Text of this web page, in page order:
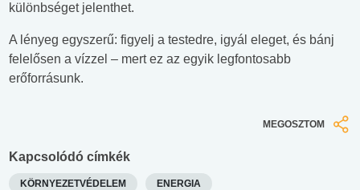
különbséget jelenthet.
A lényeg egyszerű: figyelj a testedre, igyál eleget, és bánj
felelősen a vízzel – mert ez az egyik legfontosabb
erőforrásunk.
MEGOSZTOM
Kapcsolódó címkék
KÖRNYEZETVÉDELEM ENERGIA